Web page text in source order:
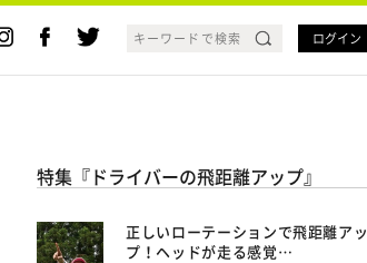
ログイン
特集『ドライバーの飛距離アップ』
正しいローテーションで飛距離アッ
プ！ヘッドが走る感覚…